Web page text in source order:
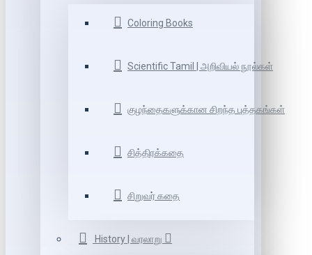
Coloring Books
Scientific Tamil | அறிவியல் நூல்கள்
குழந்தைகளுக்கான சிறந்த புத்தகங்கள்
சித்திரக்கதை
சிறுவர் கதை
History | வரலாறு